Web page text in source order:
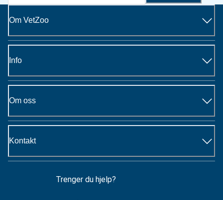
Om VetZoo
Info
Om oss
Kontakt
Trenger du hjelp?